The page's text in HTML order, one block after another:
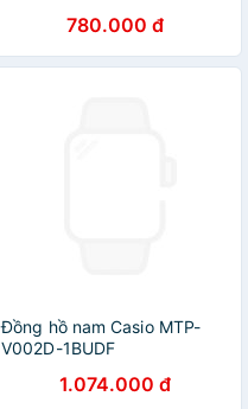
780.000 đ
Đồng hồ nam Casio MTP-
V002D-1BUDF
1.074.000 đ